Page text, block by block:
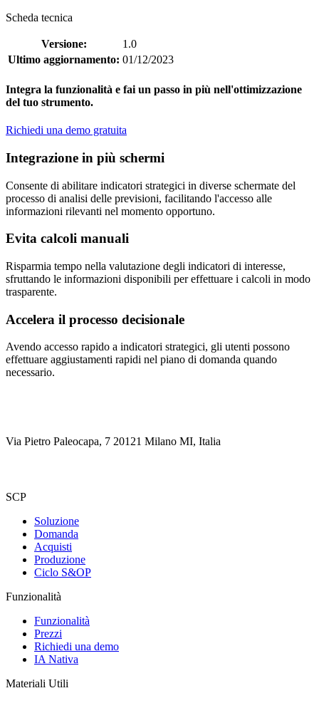
Scheda tecnica
Versione:
1.0
Ultimo aggiornamento: 01/12/2023
Integra la funzionalità e fai un passo in più nell'ottimizzazione
del tuo strumento.
Richiedi una demo gratuita
Integrazione in più schermi
Consente di abilitare indicatori strategici in diverse schermate del
processo di analisi delle previsioni, facilitando l'accesso alle
informazioni rilevanti nel momento opportuno.
Evita calcoli manuali
Risparmia tempo nella valutazione degli indicatori di interesse,
sfruttando le informazioni disponibili per effettuare i calcoli in modo
trasparente.
Accelera il processo decisionale
Avendo accesso rapido a indicatori strategici, gli utenti possono
effettuare aggiustamenti rapidi nel piano di domanda quando
necessario.
Via Pietro Paleocapa, 7 20121 Milano MI, Italia
SCP
Soluzione
Domanda
Acquisti
Produzione
Ciclo S&OP
Funzionalità
Funzionalità
Prezzi
Richiedi una demo
IA Nativa
Materiali Utili